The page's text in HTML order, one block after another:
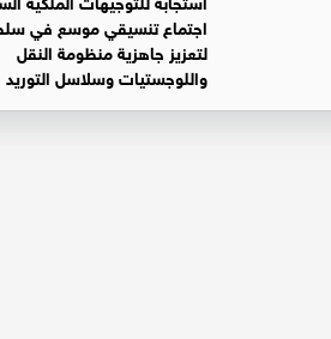
اجتماع تنسيقي موسع في
لتعزيز جاهزية منظومة النقل
واللوجستيات وسلاسل التوريد